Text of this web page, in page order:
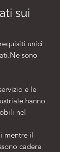
unici
sono
e le
hanno
nel
mentre il
cadere
sui